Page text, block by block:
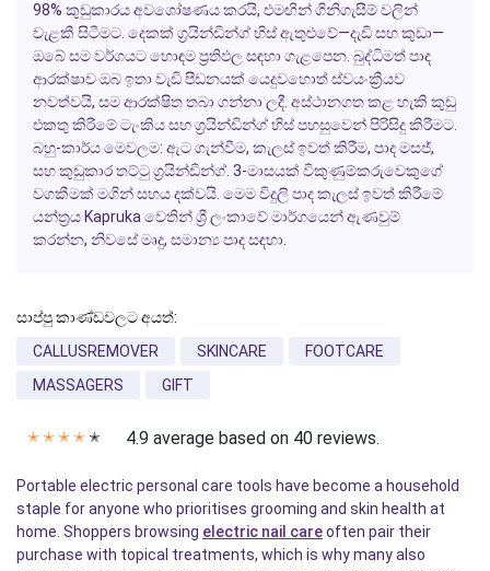
98% කුඩුකාරය අවශෝෂණය කරයි, එමඟින් ගිනිගැසීම් වලින්
වැළකී සිටීමට. දෙකක් ග්‍රයින්ඩින්ග් හිස් ඇතුළුවේ—දැඩි සහ කුඩා—
ඔබේ සම වර්ගයට හොඳම ප්‍රතිඵල සඳහා ගැළපෙන. බුද්ධිමත් පාද
ආරක්ෂාවඔබ ඉතා වැඩි පීඩනයක් යෙදුවහොත් ස්වයංක්‍රීයව
නවත්වයි, සම ආරක්ෂිත තබා ගන්නා ලදී. අස්ථානගත කළ හැකි කුඩු
එකතු කිරීමේ ටැංකියසහ ග්‍රයින්ඩින්ග් හිස් පහසුවෙන් පිරිසිදු කිරීමට.
බහු-කාර්ය මෙවලම: ඇට ගැන්වීම, කැලස් ඉවත් කිරීම, පාද මසජ්,
සහ කුඩුකාර තට්ටු ග්‍රයින්ඩින්ග්. 3-මාසයක් විකුණුම්කරුවෙකුගේ
වගකීමක් මගින් සහය දක්වයි. මෙම විදුලි පාද කැලස් ඉවත් කිරීමේ
යන්ත්‍රය Kapruka වෙතින් ශ්‍රී ලංකාවේ මාර්ගයෙන් ඇණවුම්
කරන්න, නිවසේ මෘදු, සමාන්‍ය පාද සඳහා.
සාප්පු කාණ්ඩවලට අයත්:
CALLUSREMOVER
SKINCARE
FOOTCARE
MASSAGERS
GIFT
✭ ✭ ✭ ✭ ✭ 4.9 average based on 40 reviews.
Portable electric personal care tools have become a household
staple for anyone who prioritises grooming and skin health at
home. Shoppers browsing electric nail careoften pair their
purchase with topical treatments, which is why many also